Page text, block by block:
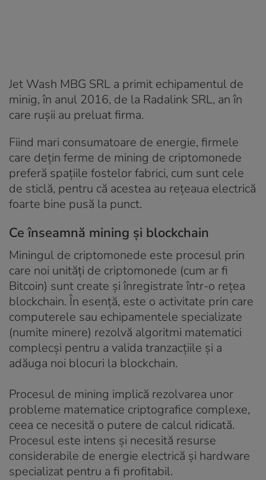
Jet Wash MBG SRL a primit echipamentul de
minig, în anul 2016, de la Radalink SRL, an în
care rușii au preluat firma.
Fiind mari consumatoare de energie, firmele
care dețin ferme de mining de criptomonede
preferă spațiile fostelor fabrici, cum sunt cele
de sticlă, pentru că acestea au rețeaua electrică
foarte bine pusă la punct.
Ce înseamnă mining și blockchain
Miningul de criptomonede este procesul prin
care noi unități de criptomonede (cum ar fi
Bitcoin) sunt create și înregistrate într-o rețea
blockchain. În esență, este o activitate prin care
computerele sau echipamentele specializate
(numite minere) rezolvă algoritmi matematici
complecși pentru a valida tranzacțiile și a
adăuga noi blocuri la blockchain.
Procesul de mining implică rezolvarea unor
probleme matematice criptografice complexe,
ceea ce necesită o putere de calcul ridicată.
Procesul este intens și necesită resurse
considerabile de energie electrică și hardware
specializat pentru a fi profitabil.